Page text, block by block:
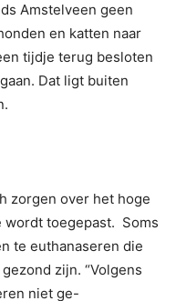
Amstelveen geen
en katten naar
tijdje terug besloten
Dat ligt buiten
zorgen over het hoge
wordt toegepast. Soms
te euthanaseren die
zijn. “Volgens
niet ge-